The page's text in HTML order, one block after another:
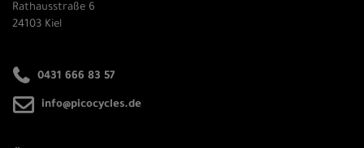
Rathausstraße 6
24103 Kiel
0431 666 83 57
info@picocycles.de